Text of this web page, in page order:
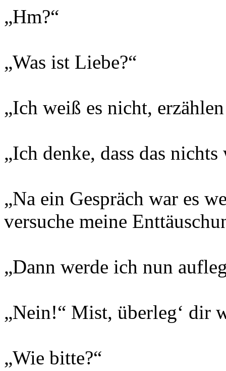
„Hm?“
„Was ist Liebe?“
„Ich weiß es nicht,
„Ich denke, dass das
„Na ein Gespräch war es
versuche meine
„Dann werde ich nun
„Nein!“ Mist, überleg‘ dir
„Wie bitte?“